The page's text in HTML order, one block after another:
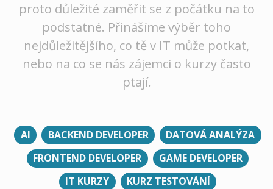
proto důležité zaměřit se z počátku na to
podstatné. Přinášíme výběr toho
nejdůležitějšího, co tě v IT může potkat,
nebo na co se nás zájemci o kurzy často
ptají.
AI BACKEND DEVELOPER
DATOVÁ ANALÝZA
FRONTEND DEVELOPER
GAME DEVELOPER
IT KURZY
KURZ TESTOVÁNÍ